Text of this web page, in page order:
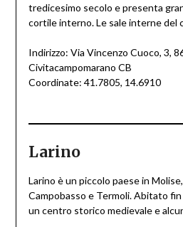
tredicesimo secolo e presenta
cortile interno. Le sale interne del
Indirizzo: Via Vincenzo Cuoco, 3,
Civitacampomarano CB
Coordinate: 41.7805, 14.6910
Larino
Larino è un piccolo paese in
Campobasso e Termoli. Abitato
un centro storico medievale e